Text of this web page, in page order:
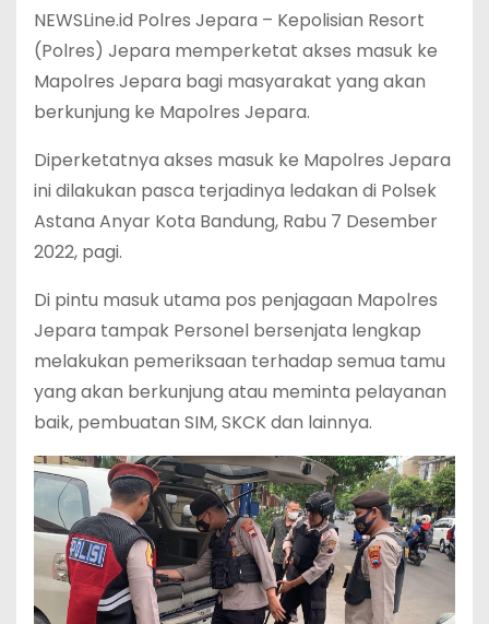
NEWSLine.id Polres Jepara – Kepolisian Resort
(Polres) Jepara memperketat akses masuk ke
Mapolres Jepara bagi masyarakat yang akan
berkunjung ke Mapolres Jepara.
Diperketatnya akses masuk ke Mapolres Jepara
ini dilakukan pasca terjadinya ledakan di Polsek
Astana Anyar Kota Bandung, Rabu 7 Desember
2022, pagi.
Di pintu masuk utama pos penjagaan Mapolres
Jepara tampak Personel bersenjata lengkap
melakukan pemeriksaan terhadap semua tamu
yang akan berkunjung atau meminta pelayanan
baik, pembuatan SIM, SKCK dan lainnya.